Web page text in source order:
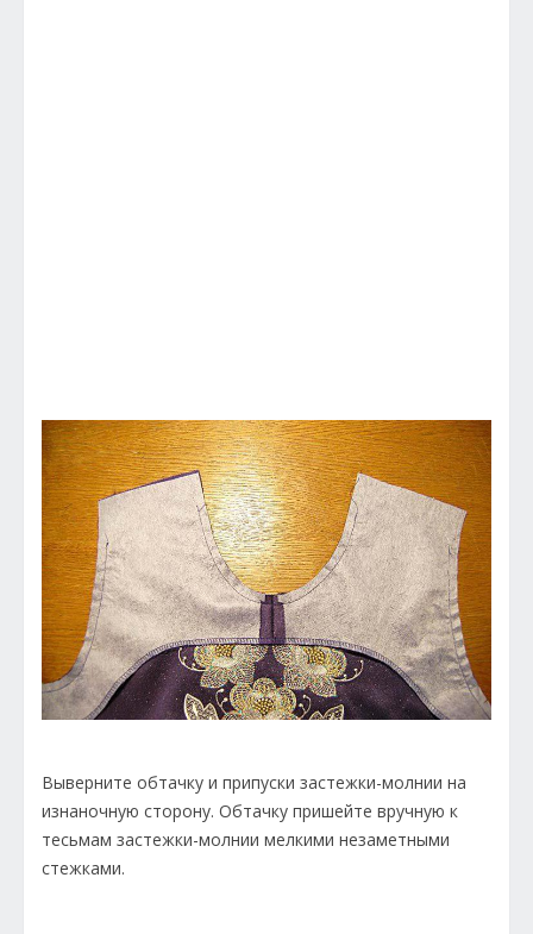
Выверните обтачку и припуски застежки-молнии на
изнаночную сторону. Обтачку пришейте вручную к
тесьмам застежки-молнии мелкими незаметными
стежками.